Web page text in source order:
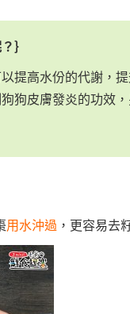
｝
提高水份的代謝，提
狗皮膚發炎的功效
用水沖過 ，更容易去